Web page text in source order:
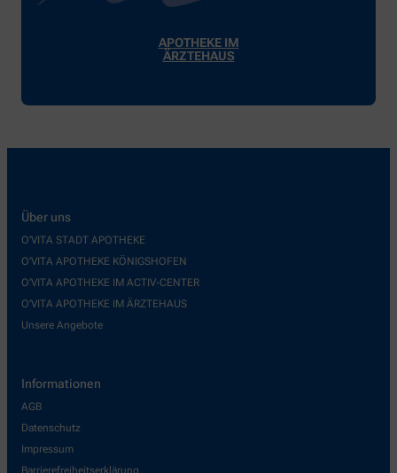
APOTHEKE IM
ÄRZTEHAUS
Über uns
O’VITA STADT APOTHEKE
O’VITA APOTHEKE KÖNIGSHOFEN
O’VITA APOTHEKE IM ACTIV-CENTER
O’VITA APOTHEKE IM ÄRZTEHAUS
Unsere Angebote
Informationen
AGB
Datenschutz
Impressum